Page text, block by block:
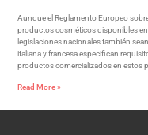
Aunque el Reglamento Europeo
productos cosméticos disponibles
legislaciones nacionales también
italiana y francesa especifican
productos comercializados en estos
Read More »